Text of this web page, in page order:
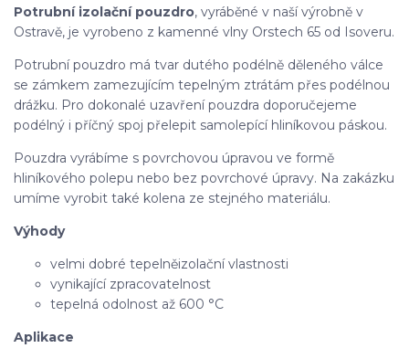
Potrubní izolační pouzdro, vyráběné v naší výrobně v
Ostravě, je vyrobeno z kamenné vlny Orstech 65 od Isoveru.
Potrubní pouzdro má tvar dutého podélně děleného válce
se zámkem zamezujícím tepelným ztrátám přes podélnou
drážku. Pro dokonalé uzavření pouzdra doporučejeme
podélný i příčný spoj přelepit samolepící hliníkovou páskou.
Pouzdra vyrábíme s povrchovou úpravou ve formě
hliníkového polepu nebo bez povrchové úpravy. Na zakázku
umíme vyrobit také kolena ze stejného materiálu.
Výhody
velmi dobré tepelněizolační vlastnosti
vynikající zpracovatelnost
tepelná odolnost až 600 °C
Aplikace